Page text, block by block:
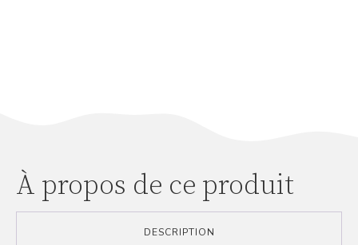
À propos de ce produit
DESCRIPTION